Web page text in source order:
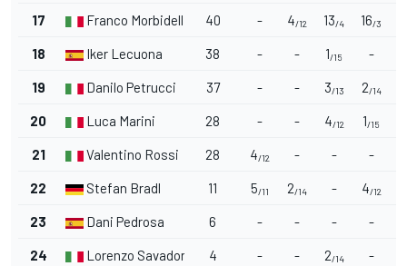
17 Franco Morbidelli 40 - 4/12 13/4 16/3
18 Iker Lecuona 38 - - 1/15 -
19 Danilo Petrucci 37 - - 3/13 2/14
20 Luca Marini 28 - - 4/12 1/15
21 Valentino Rossi 28 4/12 - - -
22 Stefan Bradl 11 5/11 2/14 - 4/12
23 Dani Pedrosa 6 - - - -
24 Lorenzo Savadori 4 - - 2/14 -